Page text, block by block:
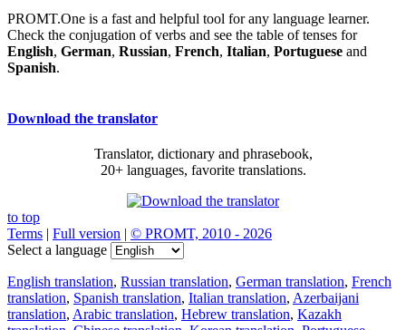
PROMT.One is a fast and helpful tool for any language learner.
Check the conjugation of verbs and see the table of tenses for
English, German, Russian, French, Italian, Portuguese and
Spanish.
Download the translator
Translator, dictionary and phrasebook,
20+ languages, favorite translations.
to top
Terms | Full version | © PROMT, 2010 - 2026
Select a language
English translation, Russian translation, German translation, French
translation, Spanish translation, Italian translation, Azerbaijani
translation, Arabic translation, Hebrew translation, Kazakh